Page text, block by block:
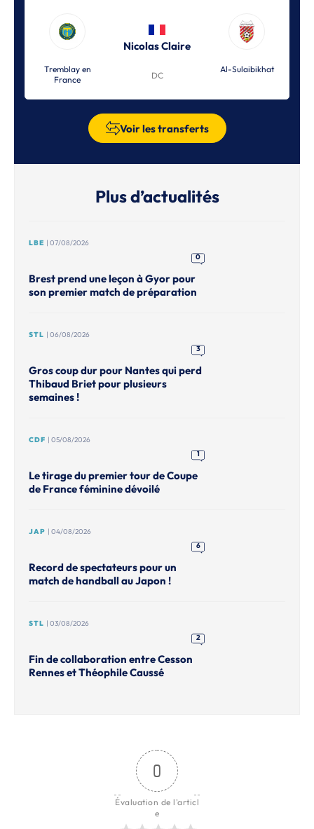
Tremblay en
France
Nicolas Claire
DC
Al-Sulaibikhat
Voir les transferts
Plus d’actualités
LBE | 07/08/2026
0
Brest prend une leçon à Gyor pour
son premier match de préparation
STL | 06/08/2026
3
Gros coup dur pour Nantes qui perd
Thibaud Briet pour plusieurs
semaines !
CDF | 05/08/2026
1
Le tirage du premier tour de Coupe
de France féminine dévoilé
JAP | 04/08/2026
6
Record de spectateurs pour un
match de handball au Japon !
STL | 03/08/2026
2
Fin de collaboration entre Cesson
Rennes et Théophile Caussé
0
Évaluation de l'articl
e